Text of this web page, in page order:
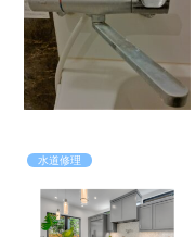
水道修理